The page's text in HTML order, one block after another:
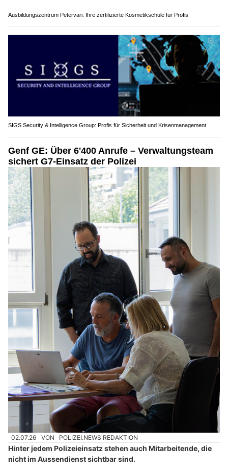
Ausbildungszentrum Petervari: Ihre zertifizierte Kosmetikschule für Profis
SIGS Security & Intelligence Group: Profis für Sicherheit und Krisenmanagement
Genf GE: Über 6'400 Anrufe – Verwaltungsteam
sichert G7-Einsatz der Polizei
02.07.26 VON POLIZEI.NEWS REDAKTION
Hinter jedem Polizeieinsatz stehen auch Mitarbeitende, die
nicht im Aussendienst sichtbar sind.